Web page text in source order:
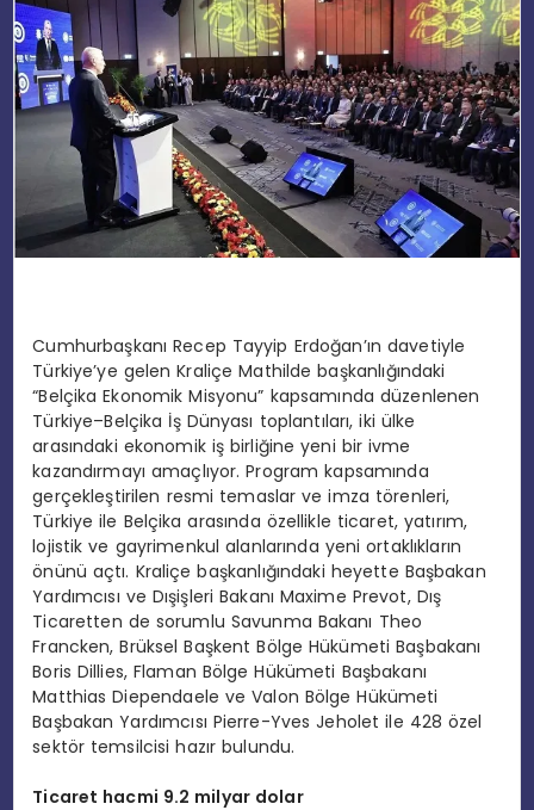
MAGAZIN
SPOR
YAŞAM
Cumhurbaşkanı Recep Tayyip Erdoğan’ın davetiyle
Türkiye’ye gelen Kraliçe Mathilde başkanlığındaki
“Belçika Ekonomik Misyonu” kapsamında düzenlenen
Türkiye–Belçika İş Dünyası toplantıları, iki ülke
arasındaki ekonomik iş birliğine yeni bir ivme
kazandırmayı amaçlıyor. Program kapsamında
gerçekleştirilen resmi temaslar ve imza törenleri,
Türkiye ile Belçika arasında özellikle ticaret, yatırım,
lojistik ve gayrimenkul alanlarında yeni ortaklıkların
önünü açtı. Kraliçe başkanlığındaki heyette Başbakan
Yardımcısı ve Dışişleri Bakanı Maxime Prevot, Dış
Ticaretten de sorumlu Savunma Bakanı Theo
Francken, Brüksel Başkent Bölge Hükümeti Başbakanı
Boris Dillies, Flaman Bölge Hükümeti Başbakanı
Matthias Diependaele ve Valon Bölge Hükümeti
Başbakan Yardımcısı Pierre-Yves Jeholet ile 428 özel
sektör temsilcisi hazır bulundu.
Ticaret hacmi 9.2 milyar dolar